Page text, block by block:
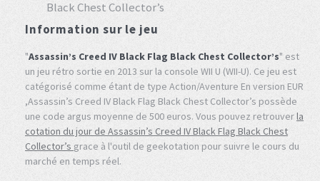
Information sur le jeu
"Assassin’s Creed IV Black Flag Black Chest Collector’s" est
un jeu rétro sortie en 2013 sur la console WII U (WII-U). Ce jeu est
catégorisé comme étant de type Action/Aventure En version EUR
,Assassin’s Creed IV Black Flag Black Chest Collector’s possède
une code argus moyenne de 500 euros. Vous pouvez retrouverla
cotation du jour de Assassin’s Creed IV Black Flag Black Chest
Collector’s grace à l'outil de geekotation pour suivre le cours du
marché en temps réel.